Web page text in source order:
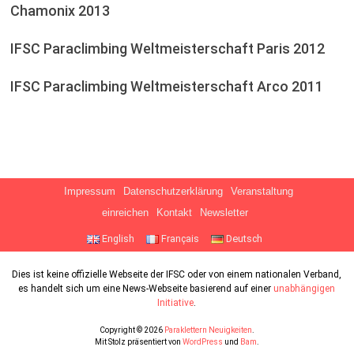
Chamonix 2013
IFSC Paraclimbing Weltmeisterschaft Paris 2012
IFSC Paraclimbing Weltmeisterschaft Arco 2011
Impressum Datenschutzerklärung
Veranstaltung
einreichen
Kontakt Newsletter
English Français Deutsch
Dies ist keine offizielle Webseite der IFSC oder von einem nationalen Verband,
es handelt sich um eine News-Webseite basierend auf einer unabhängigen
Initiative.
Copyright © 2026 Paraklettern Neuigkeiten
Mit Stolz präsentiert von WordPress und Bam